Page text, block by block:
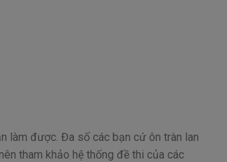
làm được. Đa số các bạn cứ ôn tràn lan
tham khảo hệ thống đề thi của các